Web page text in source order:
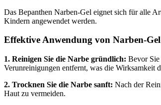
Das Bepanthen Narben-Gel eignet sich für alle
Kindern angewendet werden.
Effektive Anwendung von Narben-
1. Reinigen Sie die Narbe gründlich: Bevor Sie
Verunreinigungen entfernt, was die Wirksamkeit
2. Trocknen Sie die Narbe sanft: Nach der
Haut zu vermeiden.